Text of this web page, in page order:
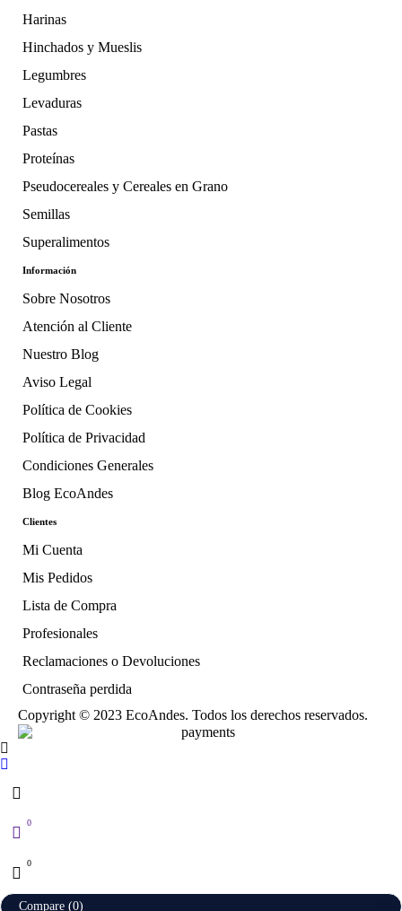
Harinas
Hinchados y Mueslis
Legumbres
Levaduras
Pastas
Proteínas
Pseudocereales y Cereales en Grano
Semillas
Superalimentos
Información
Sobre Nosotros
Atención al Cliente
Nuestro Blog
Aviso Legal
Política de Cookies
Política de Privacidad
Condiciones Generales
Blog EcoAndes
Clientes
Mi Cuenta
Mis Pedidos
Lista de Compra
Profesionales
Reclamaciones o Devoluciones
Contraseña perdida
Copyright © 2023 EcoAndes. Todos los derechos reservados.
0
0
Compare (0)